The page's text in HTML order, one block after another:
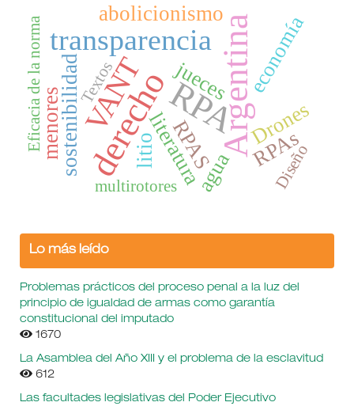
RPA
Argentina
derecho
VANT
transparencia
literatura
abolicionismo
jueces
Drones
sostenibilidad economía
RPAs
RPASagua
menores litio Diseño
Eficacia de la norma
multirotores
Textos
Lo más leído
Problemas prácticos del proceso penal a la luz del
principio de igualdad de armas como garantía
constitucional del imputado
1670
La Asamblea del Año XIII y el problema de la esclavitud
612
Las facultades legislativas del Poder Ejecutivo